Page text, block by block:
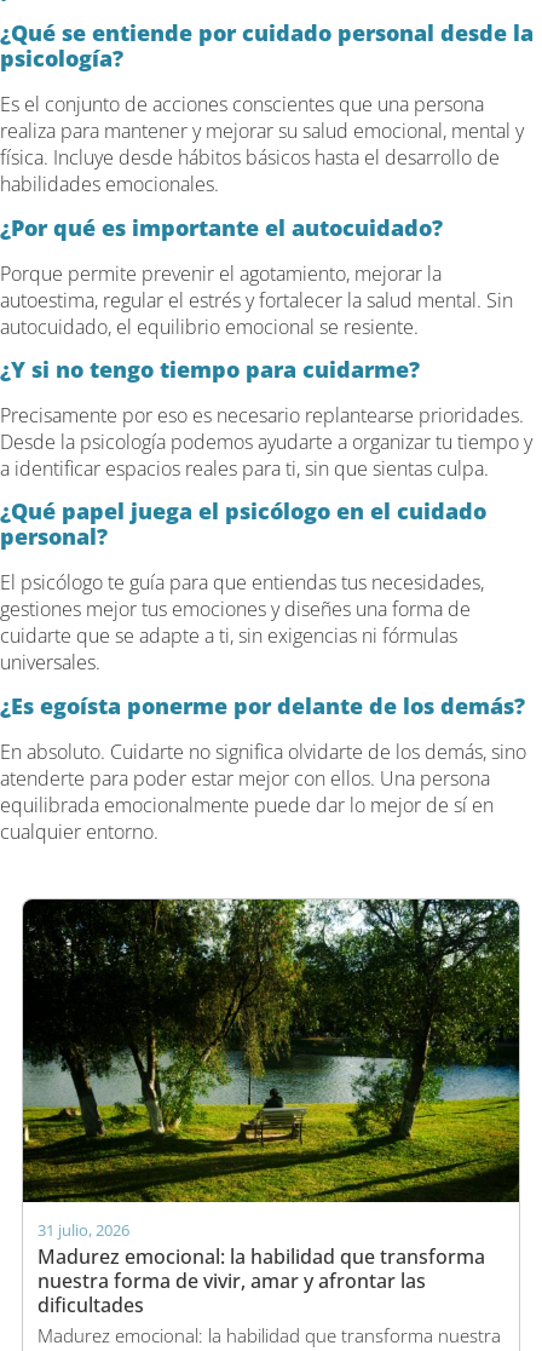
¿Qué se entiende por cuidado personal desde la
psicología?
Es el conjunto de acciones conscientes que una persona
realiza para mantener y mejorar su salud emocional, mental y
física. Incluye desde hábitos básicos hasta el desarrollo de
habilidades emocionales.
¿Por qué es importante el autocuidado?
Porque permite prevenir el agotamiento, mejorar la
autoestima, regular el estrés y fortalecer la salud mental. Sin
autocuidado, el equilibrio emocional se resiente.
¿Y si no tengo tiempo para cuidarme?
Precisamente por eso es necesario replantearse prioridades.
Desde la psicología podemos ayudarte a organizar tu tiempo y
a identificar espacios reales para ti, sin que sientas culpa.
¿Qué papel juega el psicólogo en el cuidado
personal?
El psicólogo te guía para que entiendas tus necesidades,
gestiones mejor tus emociones y diseñes una forma de
cuidarte que se adapte a ti, sin exigencias ni fórmulas
universales.
¿Es egoísta ponerme por delante de los demás?
En absoluto. Cuidarte no significa olvidarte de los demás, sino
atenderte para poder estar mejor con ellos. Una persona
equilibrada emocionalmente puede dar lo mejor de sí en
cualquier entorno.
31 julio, 2026
Madurez emocional: la habilidad que transforma
nuestra forma de vivir, amar y afrontar las
dificultades
Madurez emocional: la habilidad que transforma nuestra